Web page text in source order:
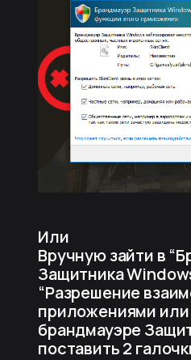
Или
Вручную зайти в
Защитника
“Разрешение
приложениями
брандмауэре
поставить 2